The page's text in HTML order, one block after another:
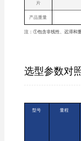
片
产品重量
注：①包含非线性、迟滞和
选型参数对
型号 量程